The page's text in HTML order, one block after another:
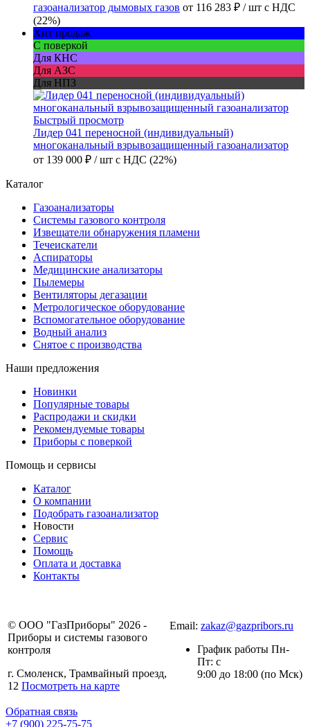
газоанализатор дымовых газов от 116 283 ₽ / шт с НДС
(22%)
Хит продаж
С поверкой
Для КНС
Для АЗС
Для НПЗ
Быстрый просмотр
Лидер 041 переносной (индивидуальный)
многоканальный взрывозащищенный газоанализатор
от 139 000 ₽ / шт с НДС (22%)
Каталог
Газоанализаторы
Системы газового контроля
Извещатели обнаружения пламени
Течеискатели
Аспираторы
Медицинские анализаторы
Пылемеры
Вентиляторы дегазации
Метрологическое оборудование
Вспомогательное оборудование
Водный анализ
Снятое с производства
Наши предложения
Новинки
Популярные товары
Распродажи и скидки
Рекомендуемые товары
Приборы с поверкой
Помощь и сервисы
Каталог
О компании
Подобрать газоанализатор
Новости
Сервис
Помощь
Оплата и доставка
Контакты
© ООО "ГазПриборы" 2026 -
Приборы и системы газового
контроля
г. Смоленск, Трамвайный проезд,
12 Посмотреть на карте
Email: zakaz@gazpribors.ru
График работы Пн-
Пт: с
9:00 до 18:00 (по Мск)
Обратная связь
+7 (900) 225-75-75